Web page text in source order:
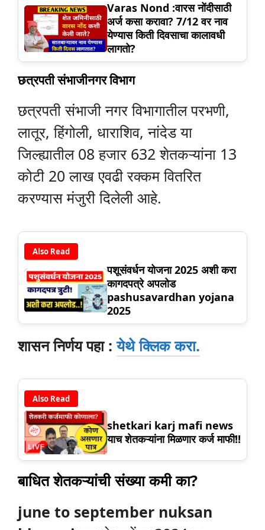
Varas Nond :वारस नोंदीसाठी
अर्ज कसा करावा? 7/12 वर नाव
येण्यास किती दिवसाचा कालावधी
लागतो?
छत्रपती संभाजीनगर विभाग
छत्रपती संभाजी नगर विभागातील परभणी,
लातूर, हिंगोली, धाराशिव, नांदेड या
जिल्ह्यातील 08 हजार 632 शेतकऱ्यांना 13
कोटी 20 लाख एवढी रक्कम वितरित
करण्यास मंजुरी दिलेली आहे.
Also Read
पशूसंवर्धन योजना 2025 अशी करा
कागदपत्रे अपलोड
pashusavardhan yojana
2025
शासन निर्णय पहा :येथे क्लिक करा.
Also Read
shetkari karj mafi news
याच शेतकऱ्यांना मिळणार कर्ज माफी!!
बाधित शेतकऱ्यांची संख्या कमी का?
june to september nuksan